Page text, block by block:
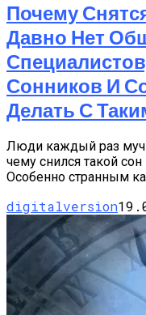
Почему
Давно Нет
Сонников И
Делать С
Люди каждый раз
чему снился такой
Особенно странным
digitalversion